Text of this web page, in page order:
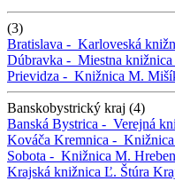
(3)
Bratislava - Karloveská
Dúbravka - Miestna
Prievidza - Knižnica M.
Banskobystrický kraj (4)
Banská Bystrica - Verejná
Kováča Kremnica -
Sobota - Knižnica M.
Krajská knižnica Ľ. Štúra